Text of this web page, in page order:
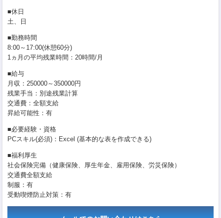
■休日
土、日
■勤務時間
8:00～17:00(休憩60分)
1ヵ月の平均残業時間：20時間/月
■給与
月収：250000～350000円
残業手当：別途残業計算
交通費：全額支給
昇給可能性：有
■必要経験・資格
PCスキル(必須)：Excel (基本的な表を作成できる)
■福利厚生
社会保険完備（健康保険、厚生年金、雇用保険、労災保険）
交通費全額支給
制服：有
受動喫煙防止対策：有